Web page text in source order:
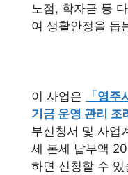
노점, 학자금 등
여 생활안정을 돕
이 사업은
「영
기금 운영 관리 조
부신청서 및 사업
세 본세 납부액
하면 신청할 수 있